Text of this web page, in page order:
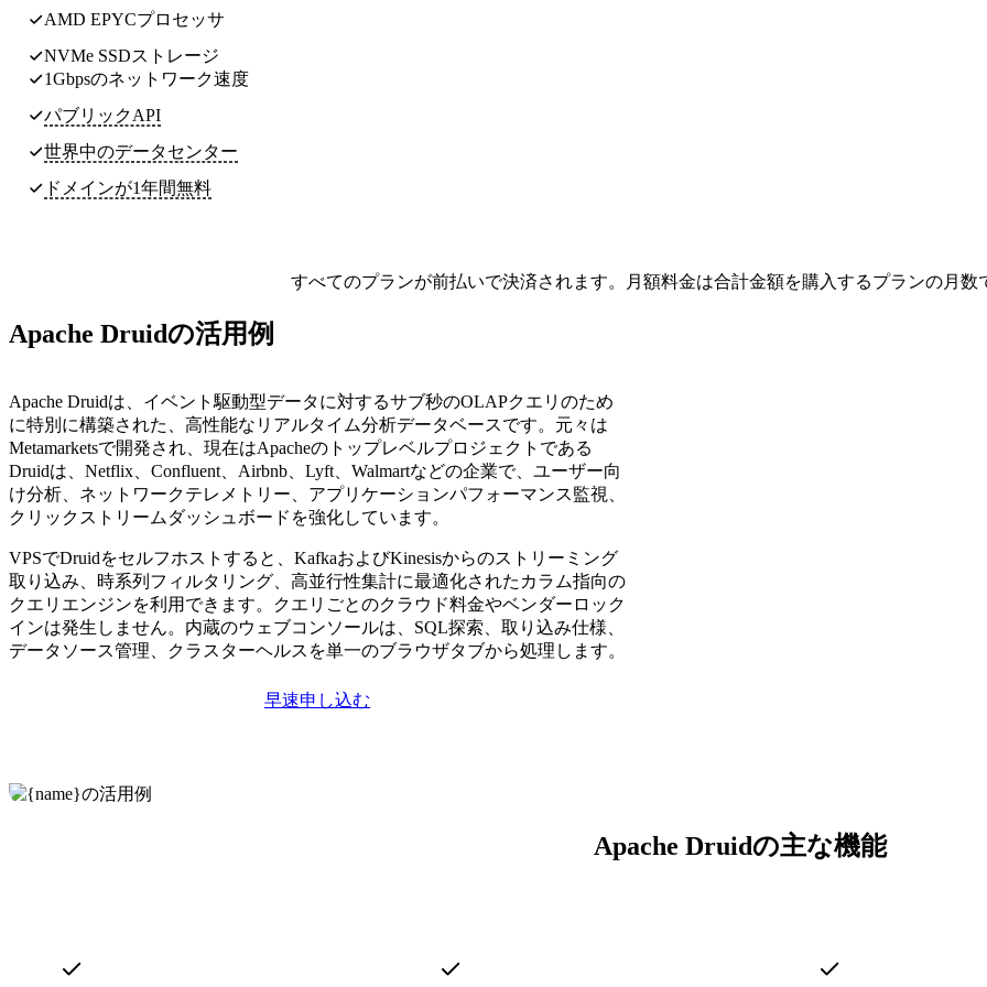
AMD EPYCプロセッサ
NVMe SSDストレージ
1Gbpsのネットワーク速度
パブリックAPI
世界中のデータセンター
ドメインが1年間無料
すべてのプランが前払いで決済されます。月額料金は合計金額を購入するプランの月数
Apache Druidの活用例
Apache Druidは、イベント駆動型データに対するサブ秒のOLAPクエリのため
に特別に構築された、高性能なリアルタイム分析データベースです。元々は
Metamarketsで開発され、現在はApacheのトップレベルプロジェクトである
Druidは、Netflix、Confluent、Airbnb、Lyft、Walmartなどの企業で、ユーザー向
け分析、ネットワークテレメトリー、アプリケーションパフォーマンス監視、
クリックストリームダッシュボードを強化しています。
VPSでDruidをセルフホストすると、KafkaおよびKinesisからのストリーミング
取り込み、時系列フィルタリング、高並行性集計に最適化されたカラム指向の
クエリエンジンを利用できます。クエリごとのクラウド料金やベンダーロック
インは発生しません。内蔵のウェブコンソールは、SQL探索、取り込み仕様、
データソース管理、クラスターヘルスを単一のブラウザタブから処理します。
早速申し込む
Apache Druidの主な機能